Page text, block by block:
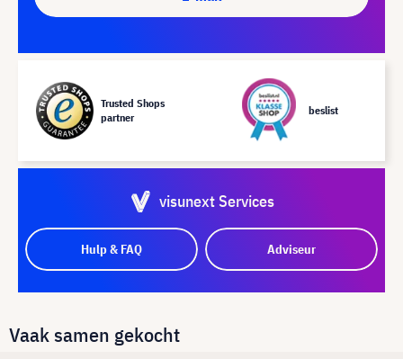
Trusted Shops
partner
beslist
visunext Services
Hulp & FAQ Adviseur
Vaak samen gekocht